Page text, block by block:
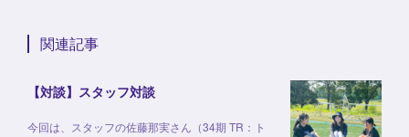
関連記事
【対談】スタッフ対談
今回は、スタッフの佐藤那実さん（34期 TR：ト